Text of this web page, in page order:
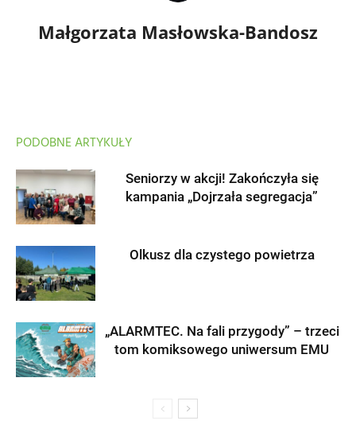
Małgorzata Masłowska-Bandosz
PODOBNE ARTYKUŁY
Seniorzy w akcji! Zakończyła się
kampania „Dojrzała segregacja”
Olkusz dla czystego powietrza
„ALARMTEC. Na fali przygody” – trzeci
tom komiksowego uniwersum EMU